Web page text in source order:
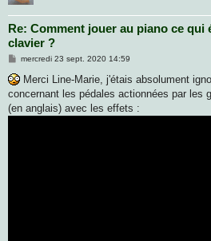
Re: Comment jouer au piano ce qui
clavier ?
M
s
s
a
g
e
mercredi 23 sept. 2020 14:59
Merci Line-Marie, j'étais absolument
concernant les pédales actionnées par les
(en anglais) avec les effets :